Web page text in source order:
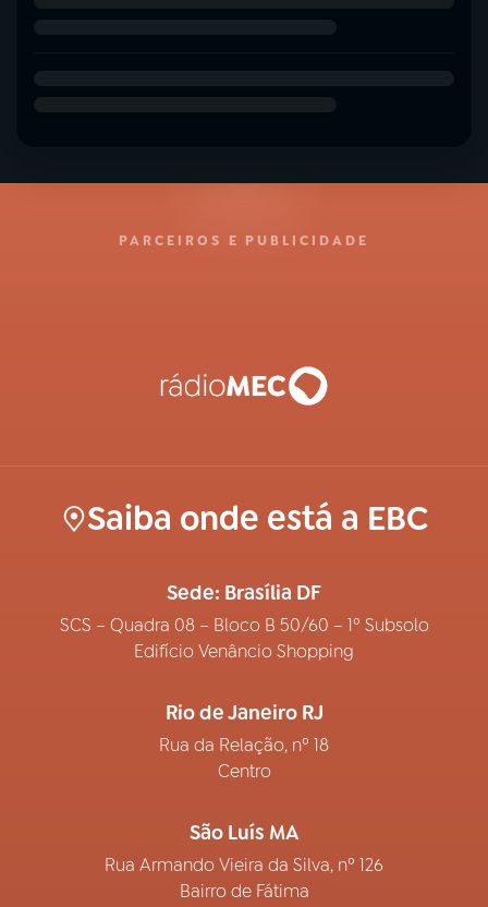
PARCEIROS E PUBLICIDADE
Saiba onde está a EBC
Sede: Brasília DF
SCS – Quadra 08 – Bloco B 50/60 – 1º Subsolo
Edifício Venâncio Shopping
Rio de Janeiro RJ
Rua da Relação, nº 18
Centro
São Luís MA
Rua Armando Vieira da Silva, nº 126
Bairro de Fátima